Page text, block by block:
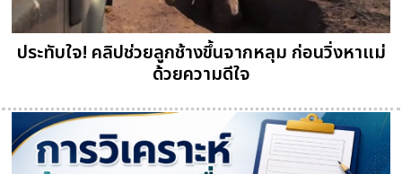
ประทับใจ! คลิปช่วยลูกช้างขึ้นจากหลุม ก่อนวิ่งหาแม่
ด้วยความดีใจ